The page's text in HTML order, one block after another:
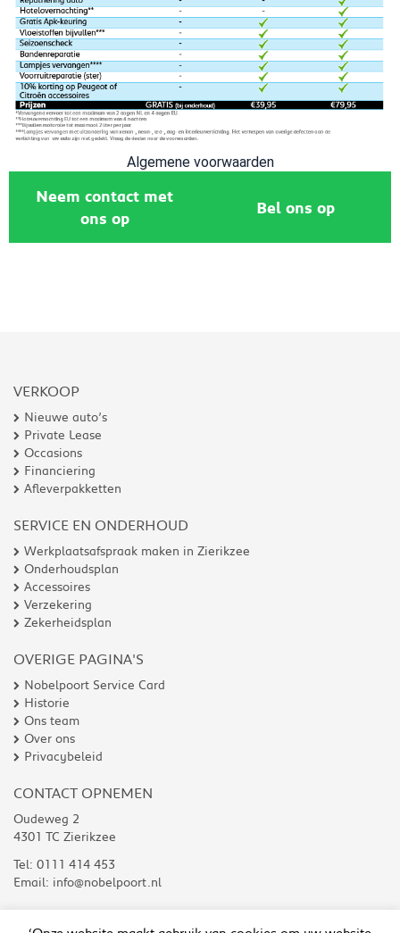
Algemene voorwaarden
Neem contact met
ons op
Bel ons op
VERKOOP
Nieuwe auto’s
Private Lease
Occasions
Financiering
Afleverpakketten
SERVICE EN ONDERHOUD
Werkplaatsafspraak maken in Zierikzee
Onderhoudsplan
Accessoires
Verzekering
Zekerheidsplan
OVERIGE PAGINA'S
Nobelpoort Service Card
Historie
Ons team
Over ons
Privacybeleid
CONTACT OPNEMEN
Oudeweg 2
4301 TC Zierikzee
Tel: 0111 414 453
Email: info@nobelpoort.nl